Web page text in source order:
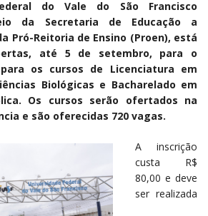
do Vale do São Francisco
da Secretaria de Educação a
Pró-Reitoria de Ensino (Proen), está
até 5 de setembro, para o
os cursos de Licenciatura em
Biológicas e Bacharelado em
Os cursos serão ofertados na
e são oferecidas 720 vagas.
A inscrição
custa R$
80,00 e deve
ser realizada